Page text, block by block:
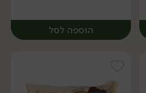
הוספה לסל